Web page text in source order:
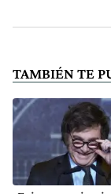
TAMBIÉN TE